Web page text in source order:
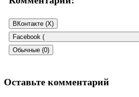
ВКонтакте (X)
Facebook (
Обычные (0)
Оставьте комментарий